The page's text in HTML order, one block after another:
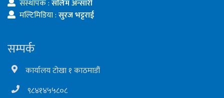
संस्थापक :सलिम अन्सारी
मल्टिमिडिया :सुरज भट्टराई
सम्पर्क
कार्यालय टोखा १ काठमाडौं
९८४१४५५८०८